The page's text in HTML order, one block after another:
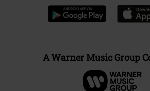
A Warner Music Group